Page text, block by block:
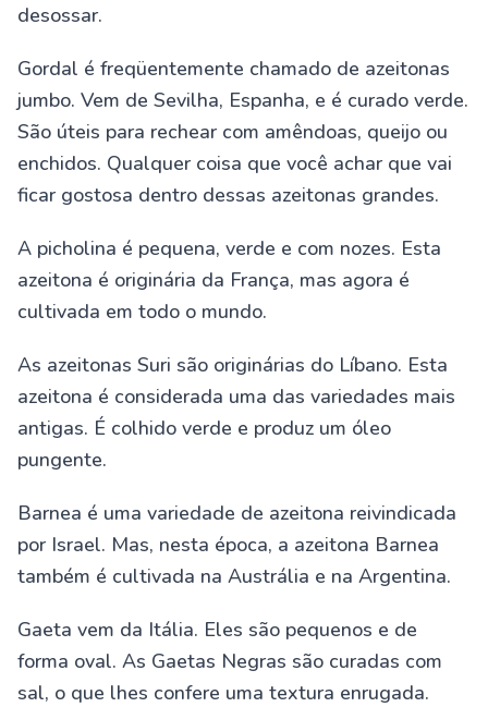
desossar.
Gordal é freqüentemente chamado de azeitonas
jumbo. Vem de Sevilha, Espanha, e é curado verde.
São úteis para rechear com amêndoas, queijo ou
enchidos. Qualquer coisa que você achar que vai
ficar gostosa dentro dessas azeitonas grandes.
A picholina é pequena, verde e com nozes. Esta
azeitona é originária da França, mas agora é
cultivada em todo o mundo.
As azeitonas Suri são originárias do Líbano. Esta
azeitona é considerada uma das variedades mais
antigas. É colhido verde e produz um óleo
pungente.
Barnea é uma variedade de azeitona reivindicada
por Israel. Mas, nesta época, a azeitona Barnea
também é cultivada na Austrália e na Argentina.
Gaeta vem da Itália. Eles são pequenos e de
forma oval. As Gaetas Negras são curadas com
sal, o que lhes confere uma textura enrugada.